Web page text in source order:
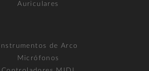
Auriculares
Instrumentos de Arco
Micrófonos